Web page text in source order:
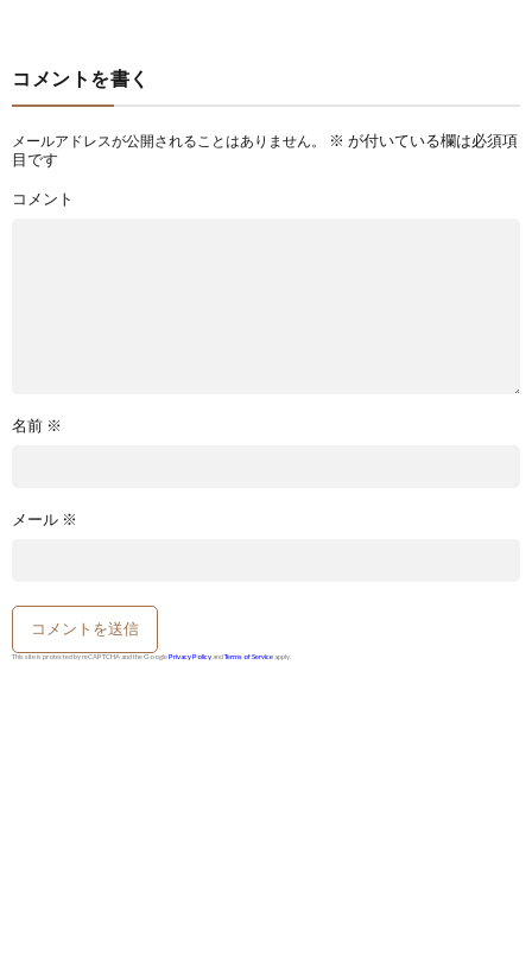
コメントを書く
メールアドレスが公開されることはありません。 ※ が付いている欄は必須項
目です
コメント
名前 ※
メール ※
This site is protected by reCAPTCHA and the GooglePrivacy Policy andTerms of Service apply.